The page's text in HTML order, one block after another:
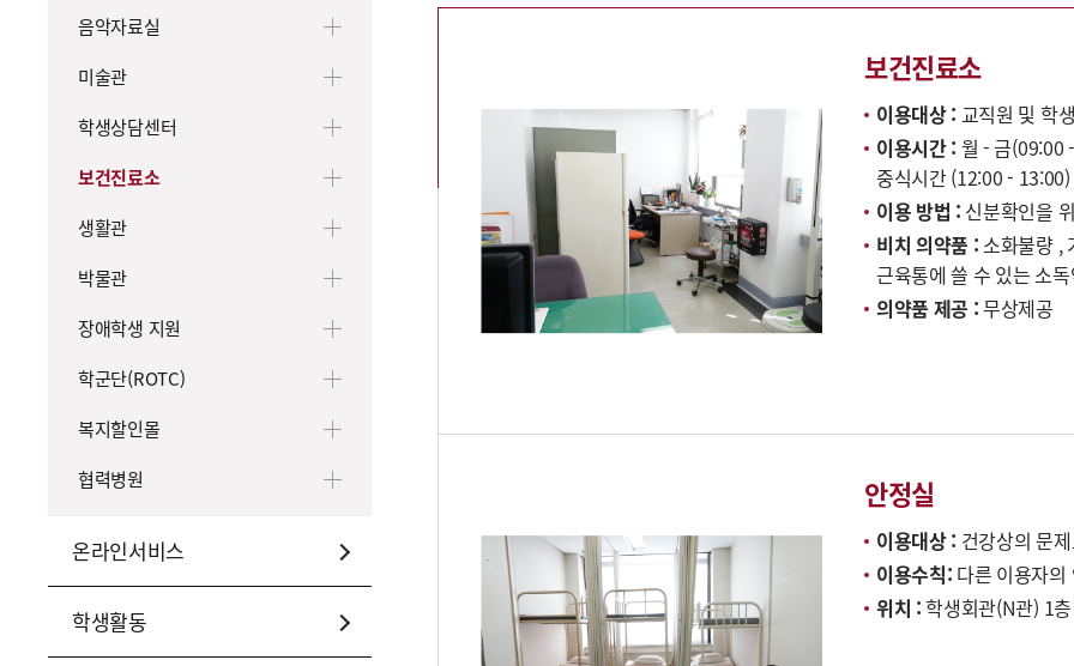
음악자료실
미술관
학생상담센터
보건진료소
생활관
박물관
장애학생 지원
학군단(ROTC)
복지할인몰
협력병원
온라인서비스
학생활동
보건진료소
이용대상 : 교직원 및 학생
이용시간 : 월 - 금(09:00
중식시간 (12:00 -
이용 방법 : 신분확인을
비치 의약품 :소화불량 ,
근육통에 쓸 수 있는 소
의약품 제공 :무상제공
안정실
이용대상 : 건강상의 문
이용수칙: 다른 이용자
위치 :학생회관(N관) 1